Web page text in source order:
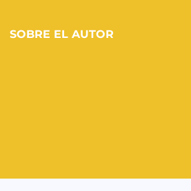
SOBRE EL AUTOR